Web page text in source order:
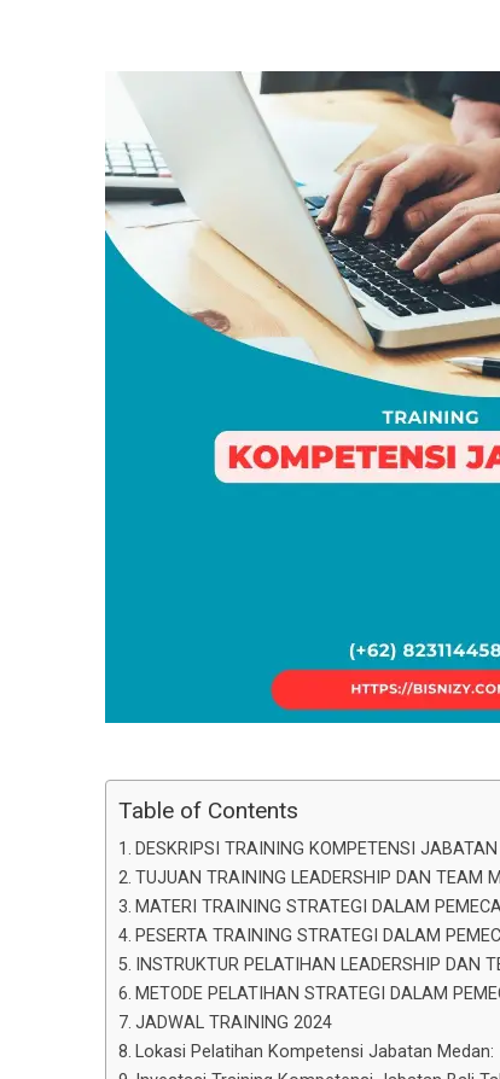
Table of Contents
DESKRIPSI TRAINING KOMPETENSI JABATAN
TUJUAN TRAINING LEADERSHIP DAN TEAM
MATERI TRAINING STRATEGI DALAM
PESERTA TRAINING STRATEGI DALAM
INSTRUKTUR PELATIHAN LEADERSHIP DAN
METODE PELATIHAN STRATEGI DALAM
JADWAL TRAINING 2024
Lokasi Pelatihan Kompetensi Jabatan Medan: